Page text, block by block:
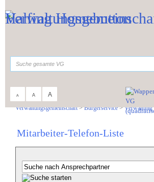
A A A
Verwaltungsgemeinschaft>Bürgerservice>Verwaltung
Mitarbeiter-Telefon-Liste